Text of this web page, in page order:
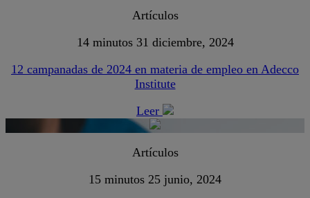
Artículos
14 minutos 31 diciembre, 2024
12 campanadas de 2024 en materia de empleo en Adecco
Institute
Leer
Artículos
15 minutos 25 junio, 2024